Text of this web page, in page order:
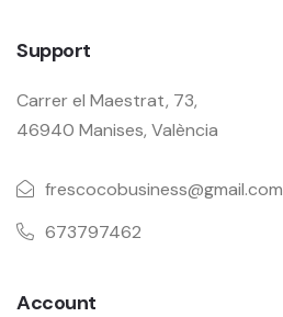
Support
Carrer el Maestrat, 73,
46940 Manises, València
frescocobusiness@gmail.com
673797462
Account